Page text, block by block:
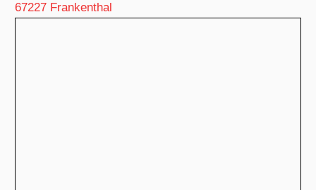
67227 Frankenthal